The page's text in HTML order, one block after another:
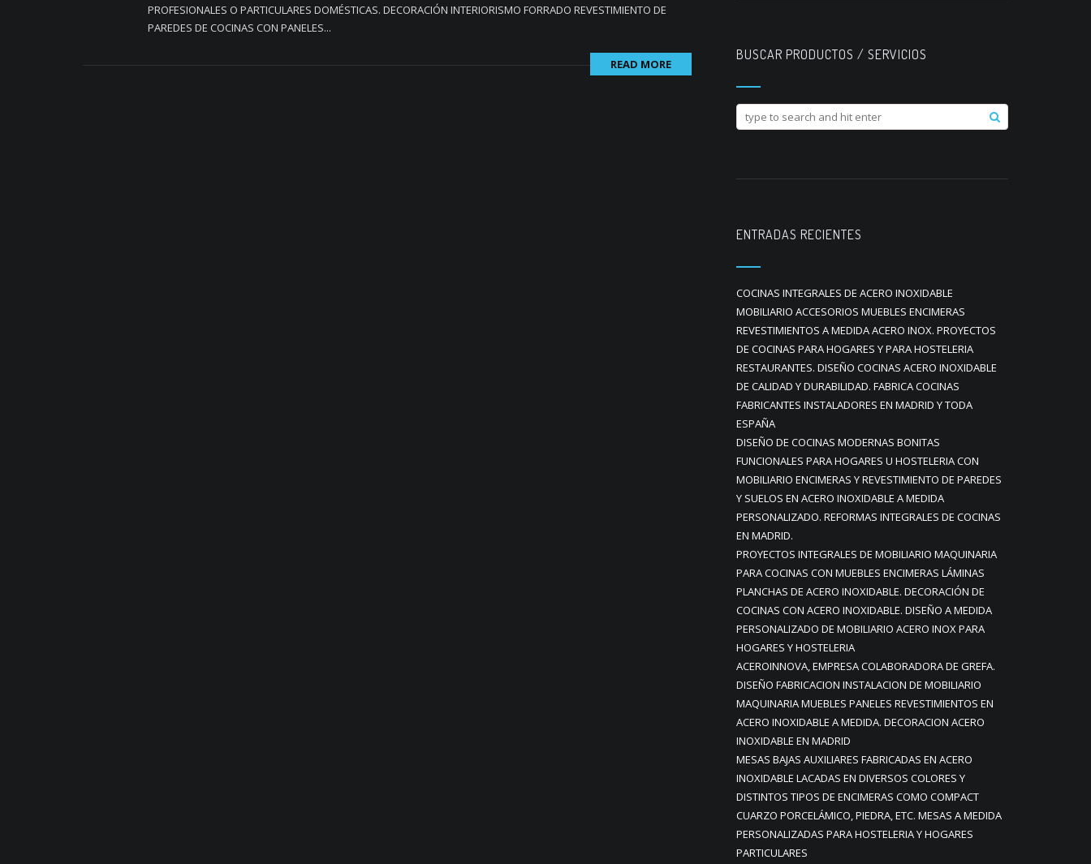
PROFESIONALES O PARTICULARES DOMÉSTICAS. DECORACIÓN INTERIORISMO FORRADO REVESTIMIENTO DE
PAREDES DE COCINAS CON PANELES...
READ MORE
BUSCAR PRODUCTOS / SERVICIOS
ENTRADAS RECIENTES
COCINAS INTEGRALES DE ACERO INOXIDABLE
MOBILIARIO ACCESORIOS MUEBLES ENCIMERAS
REVESTIMIENTOS A MEDIDA ACERO INOX. PROYECTOS
DE COCINAS PARA HOGARES Y PARA HOSTELERIA
RESTAURANTES. DISEÑO COCINAS ACERO INOXIDABLE
DE CALIDAD Y DURABILIDAD. FABRICA COCINAS
FABRICANTES INSTALADORES EN MADRID Y TODA
ESPAÑA
DISEÑO DE COCINAS MODERNAS BONITAS
FUNCIONALES PARA HOGARES U HOSTELERIA CON
MOBILIARIO ENCIMERAS Y REVESTIMIENTO DE PAREDES
Y SUELOS EN ACERO INOXIDABLE A MEDIDA
PERSONALIZADO. REFORMAS INTEGRALES DE COCINAS
EN MADRID.
PROYECTOS INTEGRALES DE MOBILIARIO MAQUINARIA
PARA COCINAS CON MUEBLES ENCIMERAS LÁMINAS
PLANCHAS DE ACERO INOXIDABLE. DECORACIÓN DE
COCINAS CON ACERO INOXIDABLE. DISEÑO A MEDIDA
PERSONALIZADO DE MOBILIARIO ACERO INOX PARA
HOGARES Y HOSTELERIA
ACEROINNOVA, EMPRESA COLABORADORA DE GREFA.
DISEÑO FABRICACION INSTALACION DE MOBILIARIO
MAQUINARIA MUEBLES PANELES REVESTIMIENTOS EN
ACERO INOXIDABLE A MEDIDA. DECORACION ACERO
INOXIDABLE EN MADRID
MESAS BAJAS AUXILIARES FABRICADAS EN ACERO
INOXIDABLE LACADAS EN DIVERSOS COLORES Y
DISTINTOS TIPOS DE ENCIMERAS COMO COMPACT
CUARZO PORCELÁMICO, PIEDRA, ETC. MESAS A MEDIDA
PERSONALIZADAS PARA HOSTELERIA Y HOGARES
PARTICULARES